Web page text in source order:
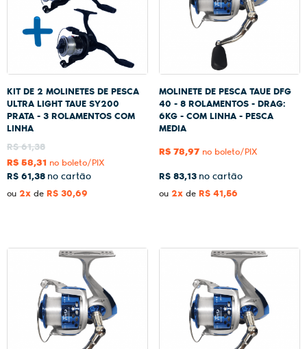
KIT DE 2 MOLINETES DE PESCA
ULTRA LIGHT TAUE SY200
PRATA - 3 ROLAMENTOS COM
LINHA
R$ 61,38
R$ 61,38
R$ 58,31 no boleto/PIX
ou 2x de R$ 30,69
MOLINETE DE PESCA TAUE DFG
40 - 8 ROLAMENTOS - DRAG:
6KG - COM LINHA - PESCA
MEDIA
R$ 83,13
R$ 78,97 no boleto/PIX
ou 2x de R$ 41,56